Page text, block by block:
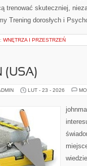
trenować skuteczniej,
Trening dorosłych i
WNĘTRZA I PRZESTRZEŃ
(USA)
LUT - 23 - 2026